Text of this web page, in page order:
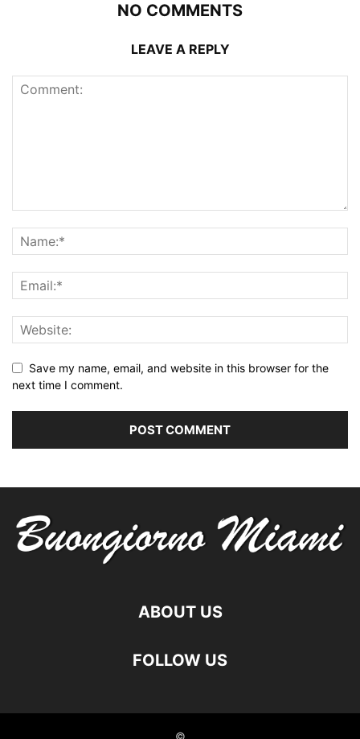
NO COMMENTS
LEAVE A REPLY
Save my name, email, and website in this browser for the
next time I comment.
ABOUT US
FOLLOW US
©